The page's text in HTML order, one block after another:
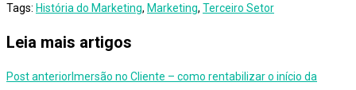
Tags: História do Marketing, Marketing, Terceiro Setor
Leia mais artigos
Post anteriorImersão no Cliente – como rentabilizar o início da